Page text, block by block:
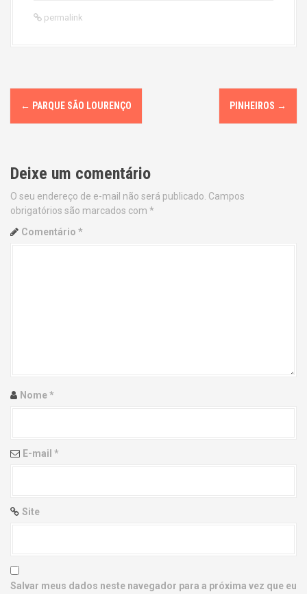
permalink
P
o
t
n
a
i
n
← PARQUE SÃO LOURENÇO PINHEIROS →
Deixe um comentário
O seu endereço de e-mail não será publicado. Campos
obrigatórios são marcados com *
Comentário *
Nome*
E-mail *
Site
Salvar meus dados neste navegador para a próxima vez que eu